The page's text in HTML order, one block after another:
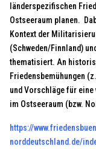
länderspezifischen
Ostseeraum planen.
Kontext der
(Schweden/Finnland)
thematisiert. An
Friedensbemühungen
und Vorschläge für
im Ostseeraum (bzw.
https://
norddeutschland.de/